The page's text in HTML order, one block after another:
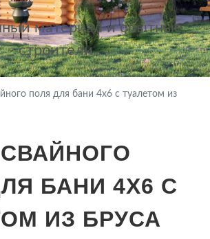
материал и опытные
строители
поля для бани 4х6 с туалетом из
БАНИ 4Х6 С
ИЗ БРУСА